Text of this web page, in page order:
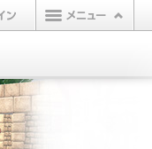
ログイン